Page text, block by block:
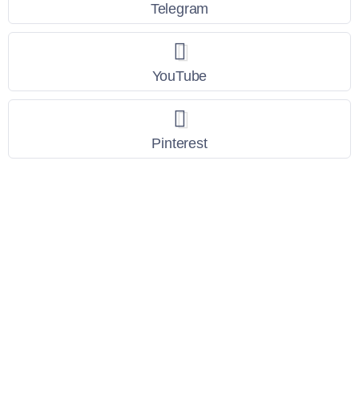
Telegram
YouTube
Pinterest